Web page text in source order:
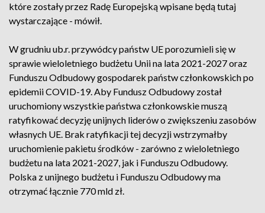
które zostały przez Radę Europejską wpisane będą tutaj
wystarczające - mówił.
W grudniu ub.r. przywódcy państw UE porozumieli się w
sprawie wieloletniego budżetu Unii na lata 2021-2027 oraz
Funduszu Odbudowy gospodarek państw członkowskich po
epidemii COVID-19. Aby Fundusz Odbudowy został
uruchomiony wszystkie państwa członkowskie muszą
ratyfikować decyzję unijnych liderów o zwiększeniu zasobów
własnych UE. Brak ratyfikacji tej decyzji wstrzymałby
uruchomienie pakietu środków - zarówno z wieloletniego
budżetu na lata 2021-2027, jak i Funduszu Odbudowy.
Polska z unijnego budżetu i Funduszu Odbudowy ma
otrzymać łącznie 770 mld zł.